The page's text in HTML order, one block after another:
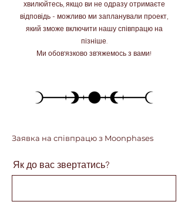
хвилюйтесь, якщо ви не одразу отримаєте
відповідь - можливо ми запланували проект,
який зможе включити нашу співпрацю на
пізніше.
Ми обов'язково зв'яжемось з вами!
Заявка на співпрацю з Moonphases
Як до вас звертатись?